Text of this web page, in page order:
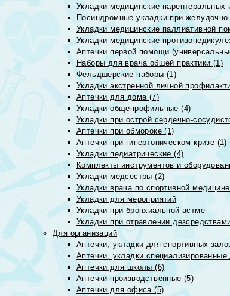
Укладки медицинские
Посиндромные укладки при
Укладки медицинские паллиативной
Укладки медицинские
Аптечки первой помощи
Наборы для врача общей практики (1)
Фельдшерские наборы (1)
Укладки экстренной личной
Аптечки для дома (7)
Укладки общепрофильные (4)
Укладки при острой сердечно-
Аптечки при обмороке (1)
Аптечки при гипертоническом кризе (1)
Укладки педиатрические (4)
Комплекты инструментов и
Укладки медсестры (2)
Укладки врача по спортивной
Укладки для мероприятий
Укладки при бронхиальной астме
Укладки при отравлении
Для организаций
Аптечки, укладки для спортивных
Аптечки, укладки
Аптечки для школы (6)
Аптечки производственные (5)
Аптечки для офиса (5)